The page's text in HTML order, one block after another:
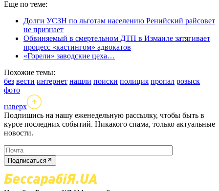
Еще по теме:
Долги УСЗН по льготам населению Ренийский райсовет
не признает
Обвиняемый в смертельном ДТП в Измаиле затягивает
процесс «кастингом» адвокатов
«Горели» заводские цеха…
Похожие темы:
без вести интернет нашли поиски полиция пропал розыск
фото
наверх
Подпишись на нашу еженедельную рассылку, чтобы быть в
курсе последних событий. Никакого спама, только актуальные
новости.
Подписаться